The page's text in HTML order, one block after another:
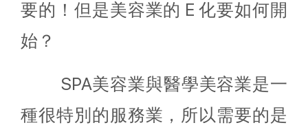
要的！但是美容業的 E 化要如何開
始？
SPA美容業與醫學美容業是一
種很特別的服務業，所以需要的是